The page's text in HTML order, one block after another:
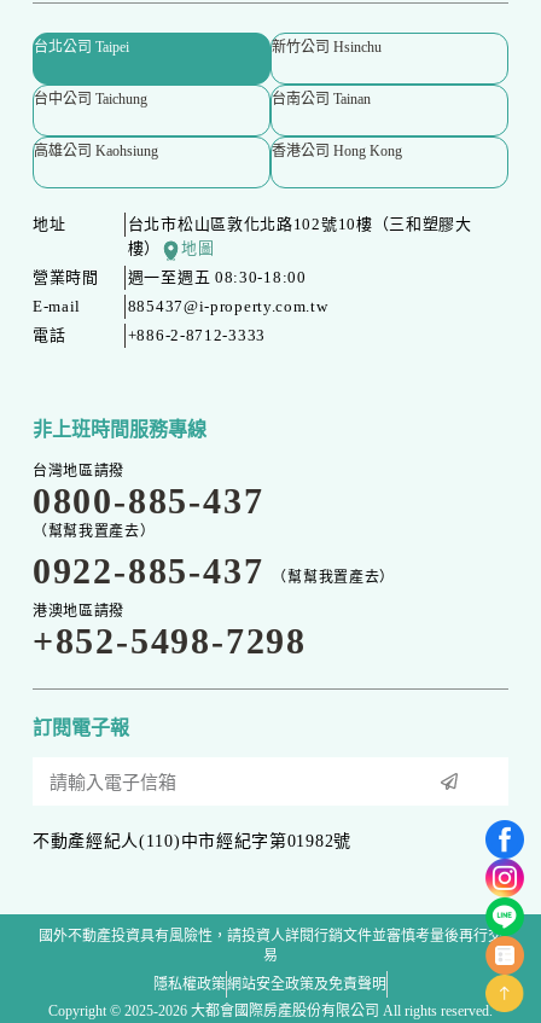
台北公司 Taipei 新竹公司 Hsinchu
台中公司 Taichung 台南公司 Tainan
高雄公司 Kaohsiung 香港公司 Hong Kong
地址
台北市松山區敦化北路102號10樓（三和塑膠大
樓）
地圖
營業時間
週一至週五 08:30-18:00
E-mail
885437@i-property.com.tw
電話
+886-2-8712-3333
非上班時間服務專線
台灣地區請撥
0800-885-437
（幫幫我置產去）
0922-885-437
（幫幫我置產去）
港澳地區請撥
+852-5498-7298
訂閱電子報
不動產經紀人(110)中市經紀字第01982號
國外不動產投資具有風險性，請投資人詳閱行銷文件並審慎考量後再行交
易
隱私權政策網站安全政策及免責聲明
Copyright © 2025-2026 大都會國際房產股份有限公司 All rights reserved.